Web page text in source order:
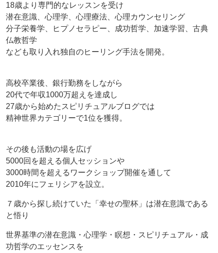
18歳より専門的なレッスンを受け
潜在意識、心理学、心理療法、心理カウンセリング
分子栄養学、ヒプノセラピー、成功哲学、加速学習、古典
仏教哲学
なども取り入れ独自のヒーリング手法を開発。
高校卒業後、銀行勤務をしながら
20代で年収1000万超えを達成し
27歳から始めたスピリチュアルブログでは
精神世界カテゴリーで1位を獲得。
その後も活動の場を広げ
5000回を超える個人セッションや
3000時間を超えるワークショップ開催を通して
2010年にフェリシアを設立。
７歳から探し続けていた「幸せの聖杯」は潜在意識である
と悟り
世界基準の潜在意識・心理学・瞑想・スピリチュアル・成
功哲学のエッセンスを